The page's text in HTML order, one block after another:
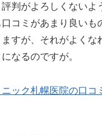
判がよろしくないよ
コミがあまり良いも
すが、それがよくな
なるのですが。
ック札幌医院の口コ